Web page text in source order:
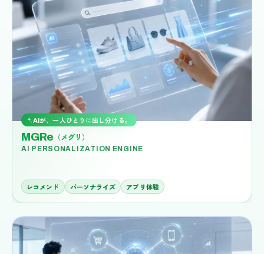
AIが、一人ひとりに出し分ける。
MGRe （メグリ）
AI PERSONALIZATION ENGINE
レコメンド パーソナライズ アプリ体験